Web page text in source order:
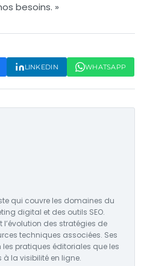
besoins. »
LINKEDIN WHATSAPP
qui couvre les domaines du
digital et des outils SEO.
l’évolution des stratégies de
techniques associées. Ses
pratiques éditoriales que les
la visibilité en ligne.